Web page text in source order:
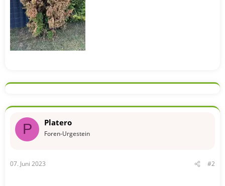
P Platero
Foren-Urgestein
07. Juni 2023 #2